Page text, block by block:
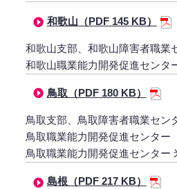
和歌山（PDF 145 KB）
和歌山支部、和歌山障害者職業
和歌山職業能力開発促進センタ
鳥取（PDF 180 KB）
鳥取支部、鳥取障害者職業セン
鳥取職業能力開発促進センター
鳥取職業能力開発促進センター
島根（PDF 217 KB）